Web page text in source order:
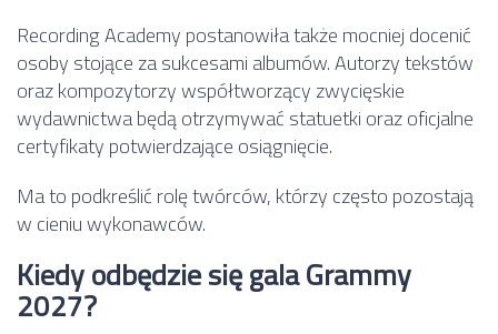
Recording Academy postanowiła także mocniej docenić
osoby stojące za sukcesami albumów. Autorzy tekstów
oraz kompozytorzy współtworzący zwycięskie
wydawnictwa będą otrzymywać statuetki oraz oficjalne
certyfikaty potwierdzające osiągnięcie.
Ma to podkreślić rolę twórców, którzy często pozostają
w cieniu wykonawców.
Kiedy odbędzie się gala Grammy
2027?